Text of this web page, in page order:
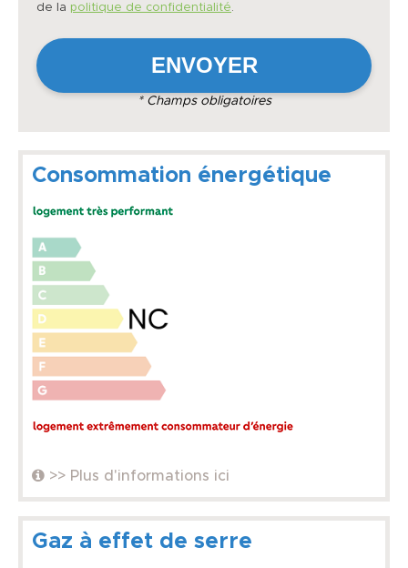
de la politique de confidentialité.
* Champs obligatoires
Consommation énergétique
>> Plus d'informations ici
Gaz à effet de serre